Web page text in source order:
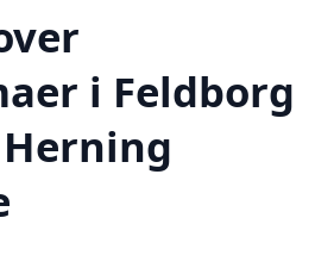
i Feldborg